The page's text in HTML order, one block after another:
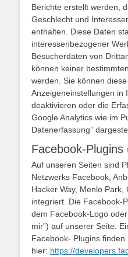
Berichte erstellt werden,
Geschlecht und
enthalten. Diese Daten
interessenbezogener
Besucherdaten von
können keiner
werden. Sie können
Anzeigeneinstellungen in
deaktivieren oder die
Google Analytics wie im
Datenerfassung”
Facebook-Plugins
Auf unseren Seiten sind
Netzwerks Facebook,
Hacker Way, Menlo Park,
integriert. Die Facebook-
dem Facebook-Logo
mir”) auf unserer Seite.
Facebook- Plugins finden
hier: https://